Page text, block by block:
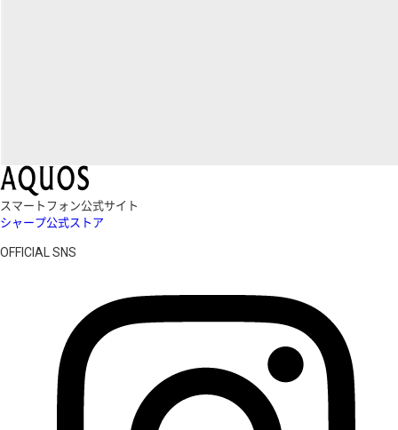
スマートフォン公式サイト
シャープ公式ストア
OFFICIAL SNS